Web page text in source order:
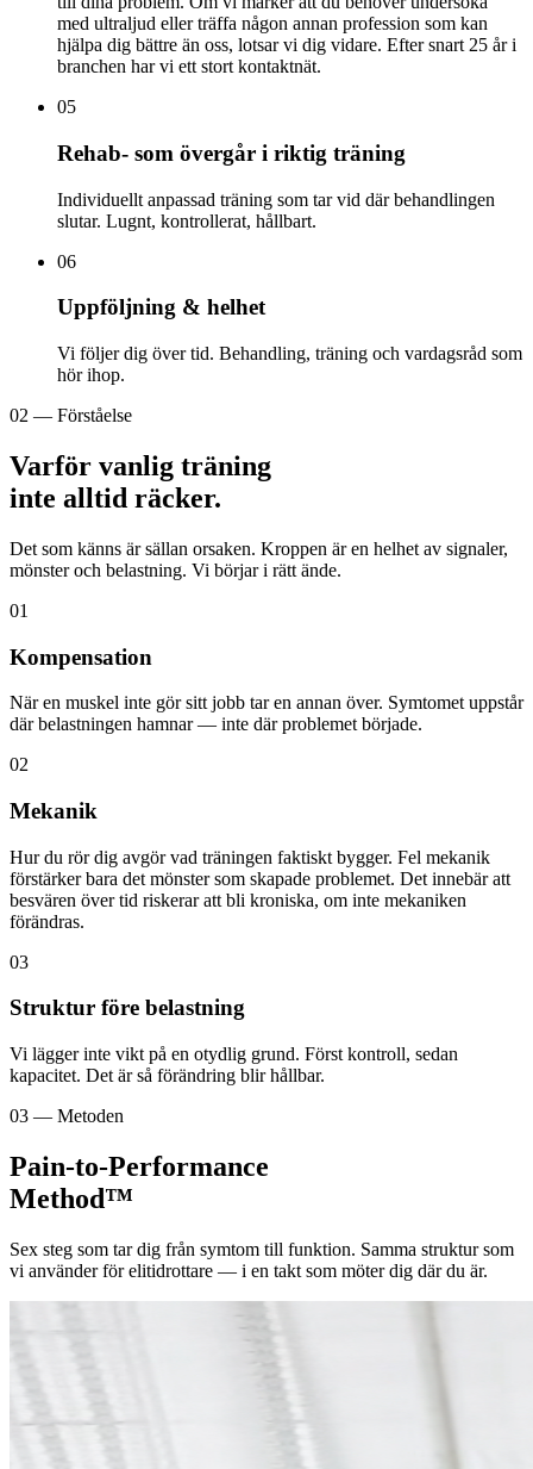
med ultraljud eller träffa någon annan profession som kan
hjälpa dig bättre än oss, lotsar vi dig vidare. Efter snart 25 år i
branchen har vi ett stort kontaktnät.
05
Rehab- som övergår i riktig träning
Individuellt anpassad träning som tar vid där behandlingen
slutar. Lugnt, kontrollerat, hållbart.
06
Uppföljning & helhet
Vi följer dig över tid. Behandling, träning och vardagsråd som
hör ihop.
02 — Förståelse
Varför vanlig träning
inte alltid räcker.
Det som känns är sällan orsaken. Kroppen är en helhet av signaler,
mönster och belastning. Vi börjar i rätt ände.
01
Kompensation
När en muskel inte gör sitt jobb tar en annan över. Symtomet uppstår
där belastningen hamnar — inte där problemet började.
02
Mekanik
Hur du rör dig avgör vad träningen faktiskt bygger. Fel mekanik
förstärker bara det mönster som skapade problemet. Det innebär att
besvären över tid riskerar att bli kroniska, om inte mekaniken
förändras.
03
Struktur före belastning
Vi lägger inte vikt på en otydlig grund. Först kontroll, sedan
kapacitet. Det är så förändring blir hållbar.
03 — Metoden
Pain-to-Performance
Method™
Sex steg som tar dig från symtom till funktion. Samma struktur som
vi använder för elitidrottare — i en takt som möter dig där du är.